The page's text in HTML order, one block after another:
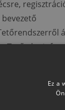
a
Ez a